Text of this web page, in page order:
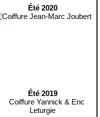
Été 2020
Été 2019